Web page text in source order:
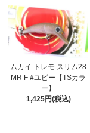
ムカイ トレモ スリム28
MR F #ユピー【TSカラ
ー】
1,425円(税込)